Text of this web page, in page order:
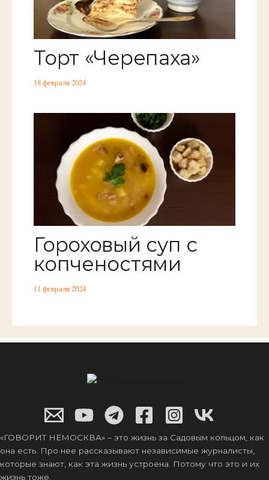
Торт «Черепаха»
18 февраля 2024
Гороховый суп с
копченостями
11 февраля 2024
«ГОВОРИТ НЕМОСКВА» – это жизнь за Садовым кольцом, как
она есть. Про нее рассказывают независимые журналисты,
которые знают, как эта жизнь устроена. Потому что это и их
жизнь тоже.